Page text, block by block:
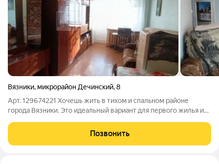
Вязники, микрорайон Дечинский,8
Арт. 129674221 Хочешь жить в тихом и спальном районе
города Вязники. Это идеальный вариант для первого жилья и
(комфортная
Позвонить